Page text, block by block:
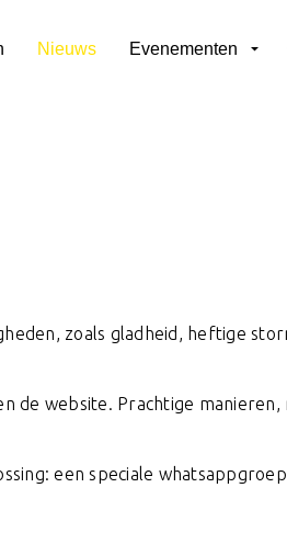
Nieuws Evenementen
zoals gladheid, heftige
de website. Prachtige manieren,
een speciale